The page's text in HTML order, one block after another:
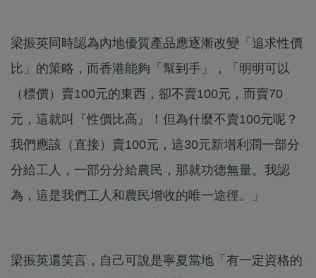
梁振英同時認為內地優質產品應逐漸改變「追求性價
比」的策略，而香港能夠「幫到手」，「明明可以
（標價）賣100元的東西，卻不賣100元，而賣70
元，這就叫『性價比高』！但為什麼不賣100元呢？
我們應該（直接）賣100元，這30元新增利潤一部分
分給工人，一部分分給農民，那就功德無量。我認
為，這是我們工人和農民增收的唯一途徑。」
梁振英還笑言，自己可說是寧夏當地「有一定資格的